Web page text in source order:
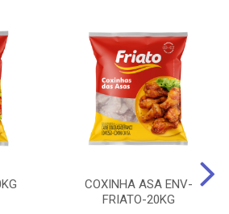
COXINHA ASA ENV-
FRIATO-20KG